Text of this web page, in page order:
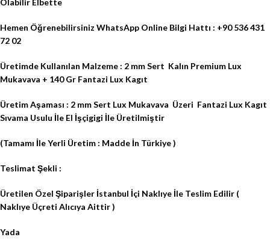
Olabilir Elbette
Hemen Öğrenebilirsiniz WhatsApp Online Bilgi Hattı : +90 536 431
72 02
Üretimde Kullanılan Malzeme : 2 mm Sert Kalın Premium Lux
Mukavava + 140 Gr Fantazi Lux Kagıt
Üretim Aşaması : 2 mm Sert Lux Mukavava Üzeri Fantazi Lux Kagıt
Sıvama Usulu İle El İşçigigi İle Üretilmiştir
(Tamamı İle Yerli Üretim : Madde İn Türkiye )
Teslimat Şekli :
Üretilen Özel Şiparişler İstanbul İçi Naklıye İle Teslim Edilir (
Naklıye Üçreti Alıcıya Aittir )
Yada